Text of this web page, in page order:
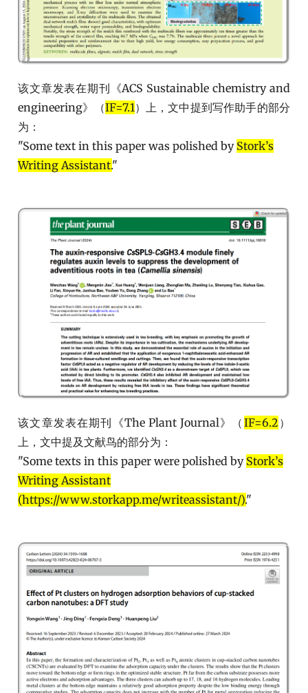
该文章发表在期刊《ACS Sustainable chemistry and
engineering》（IF=7.1 ）上，文中提到写作助手的部分
为：
"Some text in this paper was polished by Stork’s
Writing Assistant."
该文章发表在期刊《The Plant Journal》（ IF=6.2 ）
上，文中提及文献鸟的部分为：
"Some texts in this paper were polished by Stork’s
Writing Assistant
(https://www.storkapp.me/writeassistant/)."